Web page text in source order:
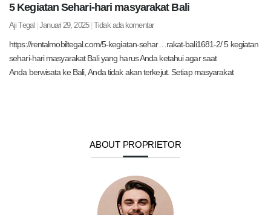
5 Kegiatan Sehari-hari masyarakat Bali
Aji Tegal Januari 29, 2025 Tidak ada komentar
https://rentalmobiltegal.com/5-kegiatan-sehar…rakat-bali1681-2/ 5 kegiatan
sehari-hari masyarakat Bali yang harus Anda ketahui agar saat
Anda berwisata ke Bali, Anda tidak akan terkejut. Setiap masyarakat
ABOUT PROPRIETOR